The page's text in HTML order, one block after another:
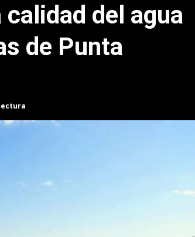
del agua
de Punta